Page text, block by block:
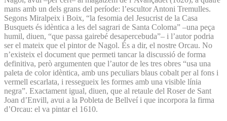
mans amb un dels grans del període: l’escultor Antoni Tremulles.
Segons Miralpeix i Boix, “la fesomia del Jesucrist de la Casa
Busquets és idèntica a les del sagrari de Santa Coloma” –una peça
humil, diuen, “que passa gairebé desapercebuda”– i l’autor podria
ser el mateix que el pintor de Nagol. És a dir, el nostre Orcau. No
n’existeix el document que permeti tancar la discussió de forma
definitiva, però argumenten que l’autor de les tres obres “usa una
paleta de color idèntica, amb uns peculiars blaus cobalt per al fons i
vermell escarlata, i ressegueix les formes amb una visible línia
negra”. Exactament igual, diuen, que al retaule del Roser de Sant
Joan d’Envill, avui a la Pobleta de Bellveí i que incorpora la firma
d’Orcau: el va pintar el 1610.